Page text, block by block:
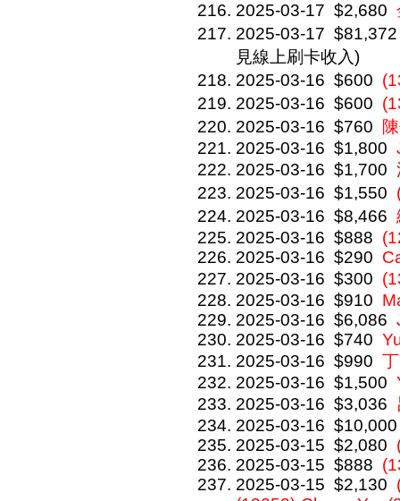
2025-03-17 $2,680
2025-03-17 $81,372
見線上刷卡收入)
2025-03-16 $600
2025-03-16 $600
2025-03-16 $760
2025-03-16 $1,800
2025-03-16 $1,700
2025-03-16 $1,550
2025-03-16 $8,466
2025-03-16 $888
2025-03-16 $290
2025-03-16 $300
2025-03-16 $910
2025-03-16 $6,086
2025-03-16 $740
2025-03-16 $990 丁
2025-03-16 $1,500
2025-03-16 $3,036
2025-03-16 $10,000
2025-03-15 $2,080
2025-03-15 $888
2025-03-15 $2,130